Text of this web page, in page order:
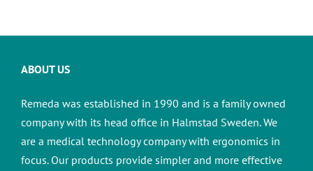
ABOUT US
Remeda was established in 1990 and is a family owned
company with its head office in Halmstad Sweden. We
are a medical technology company with ergonomics in
focus. Our products provide simpler and more effective